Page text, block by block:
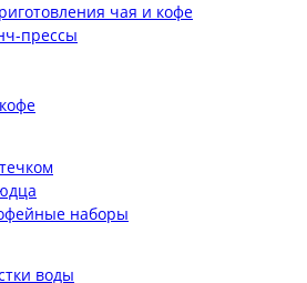
чая и кофе
прессы
наборы
воды